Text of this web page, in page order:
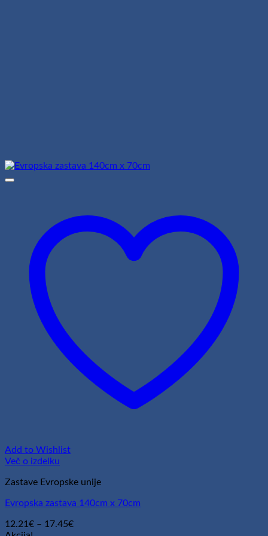
Add to Wishlist
Več o izdelku
Zastave Evropske unije
Evropska zastava 140cm x 70cm
12.21 € – 17.45€Cenovni